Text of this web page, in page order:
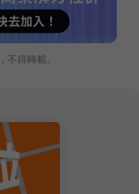
不得轉載。